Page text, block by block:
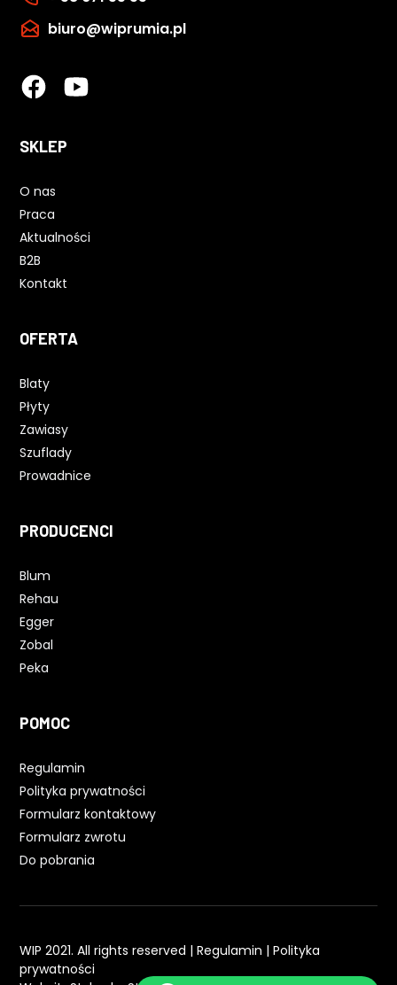
biuro@wiprumia.pl
SKLEP
O nas
Praca
Aktualności
B2B
Kontakt
OFERTA
Blaty
Płyty
Zawiasy
Szuflady
Prowadnice
PRODUCENCI
Blum
Rehau
Egger
Zobal
Peka
POMOC
Regulamin
Polityka prywatności
Formularz kontaktowy
Formularz zwrotu
Do pobrania
WIP 2021. All rights reserved |Regulamin |Polityka
prywatności